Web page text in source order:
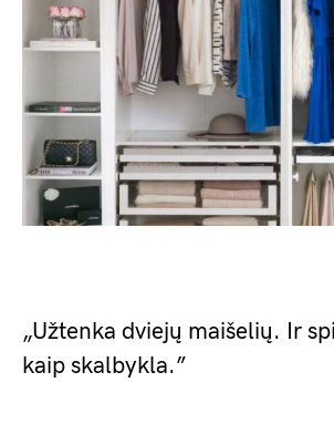
„Užtenka dviejų maišelių. Ir
kaip skalbykla.”